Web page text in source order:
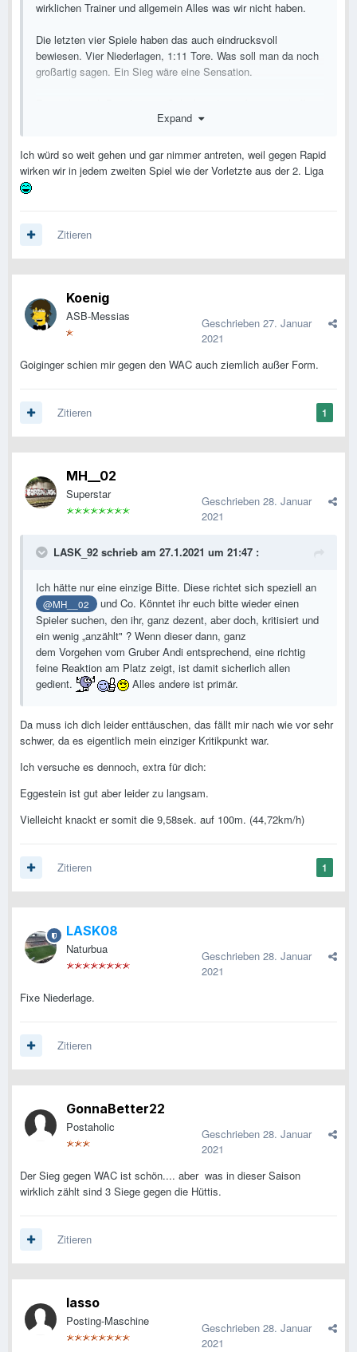
wirklichen Trainer und allgemein Alles was wir nicht haben.
Die letzten vier Spiele haben das auch eindrucksvoll
bewiesen. Vier Niederlagen, 1:11 Tore. Was soll man da noch
großartig sagen. Ein Sieg wäre eine Sensation.
dass man nicht mit mehr als 5 Toren Unterschied verliert.
Und die Edit meint, dass der Eggestein ja scheinbar gar nicht
mehr weiß wo das Tor steht.
Expand
Ich würd so weit gehen und gar nimmer antreten, weil gegen Rapid
wirken wir in jedem zweiten Spiel wie der Vorletzte aus der 2. Liga
Zitieren
Koenig
ASB-Messias Geschrieben 27. Januar
2021
Goiginger schien mir gegen den WAC auch ziemlich außer Form.
1
Zitieren
MH__02
Superstar Geschrieben 28. Januar
2021
LASK_92 schrieb am 27.1.2021 um 21:47 :
Ich hätte nur eine einzige Bitte. Diese richtet sich speziell an
@MH__02
und Co. Könntet ihr euch bitte wieder einen
Spieler suchen, den ihr, ganz dezent, aber doch, kritisiert und
ein wenig „anzählt" ? Wenn dieser dann, ganz
dem Vorgehen vom Gruber Andi entsprechend, eine richtig
feine Reaktion am Platz zeigt, ist damit sicherlich allen
gedient.
Alles andere ist primär.
Da muss ich dich leider enttäuschen, das fällt mir nach wie vor sehr
schwer, da es eigentlich mein einziger Kritikpunkt war.
Ich versuche es dennoch, extra für dich:
Eggestein ist gut aber leider zu langsam.
Vielleicht knackt er somit die 9,58sek. auf 100m. (44,72km/h)
1
Zitieren
LASK08
Naturbua Geschrieben 28. Januar
2021
Fixe Niederlage.
Zitieren
GonnaBetter22
Postaholic Geschrieben 28. Januar
2021
Der Sieg gegen WAC ist schön.... aber was in dieser Saison
wirklich zählt sind 3 Siege gegen die Hüttis.
Zitieren
lasso
Posting-Maschine Geschrieben 28. Januar
2021